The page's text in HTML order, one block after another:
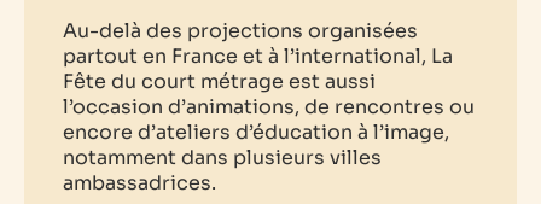
Au-delà des projections organisées
partout en France et à l’international, La
Fête du court métrage est aussi
l’occasion d’animations, de rencontres ou
encore d’ateliers d’éducation à l’image,
notamment dans plusieurs villes
ambassadrices.